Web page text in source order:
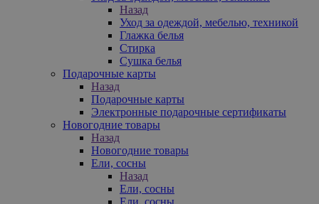
Назад
Уход за одеждой, мебелью, техникой
Глажка белья
Стирка
Сушка белья
Подарочные карты
Назад
Подарочные карты
Электронные подарочные сертификаты
Новогодние товары
Назад
Новогодние товары
Ели, сосны
Назад
Ели, сосны
Ели, сосны